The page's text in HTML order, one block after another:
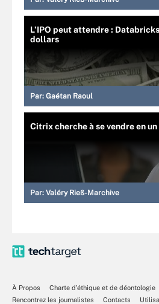
L’IPO peut attendre :
dollars
Par: Gaétan Raoul
Citrix cherche à se vendre en
Par: Valéry Rieß-Marchive
À Propos
Charte d’éthique et de déontologie
Rencontrez les journalistes
Contacts